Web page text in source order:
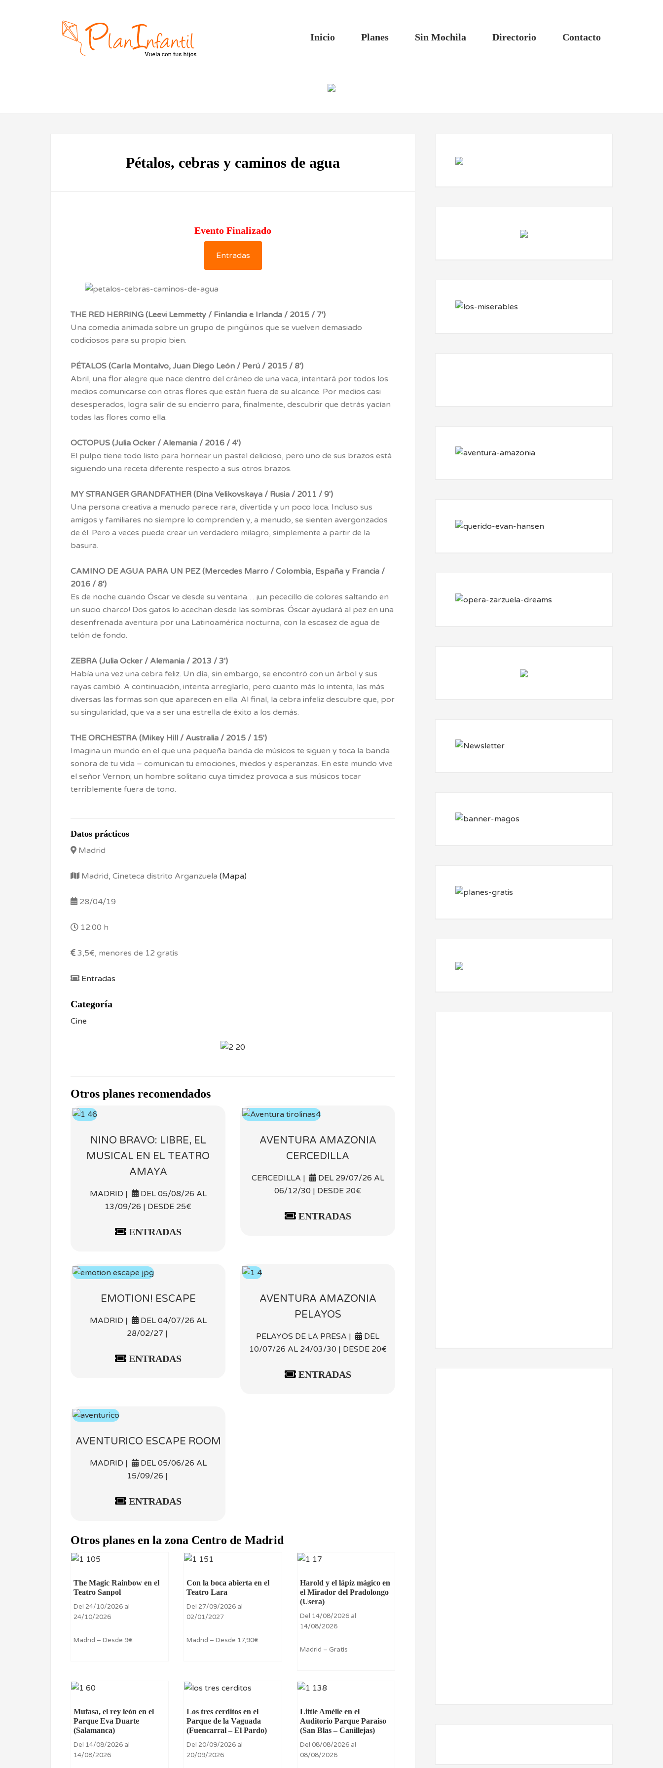
Inicio Planes Sin Mochila Directorio Contacto
Pétalos, cebras y caminos de agua
Evento Finalizado
Entradas
THE RED HERRING (Leevi Lemmetty / Finlandia e Irlanda / 2015 / 7′)
Una comedia animada sobre un grupo de pingüinos que se vuelven demasiado
codiciosos para su propio bien.
PÉTALOS (Carla Montalvo, Juan Diego León / Perú / 2015 / 8′)
Abril, una flor alegre que nace dentro del cráneo de una vaca, intentará por todos los
medios comunicarse con otras flores que están fuera de su alcance. Por medios casi
desesperados, logra salir de su encierro para, finalmente, descubrir que detrás yacían
todas las flores como ella.
OCTOPUS (Julia Ocker / Alemania / 2016 / 4′)
El pulpo tiene todo listo para hornear un pastel delicioso, pero uno de sus brazos está
siguiendo una receta diferente respecto a sus otros brazos.
MY STRANGER GRANDFATHER (Dina Velikovskaya / Rusia / 2011 / 9′)
Una persona creativa a menudo parece rara, divertida y un poco loca. Incluso sus
amigos y familiares no siempre lo comprenden y, a menudo, se sienten avergonzados
de él. Pero a veces puede crear un verdadero milagro, simplemente a partir de la
basura.
CAMINO DE AGUA PARA UN PEZ (Mercedes Marro / Colombia, España y Francia /
2016 / 8′)
Es de noche cuando Óscar ve desde su ventana… ¡un pececillo de colores saltando en
un sucio charco! Dos gatos lo acechan desde las sombras. Óscar ayudará al pez en una
desenfrenada aventura por una Latinoamérica nocturna, con la escasez de agua de
telón de fondo.
ZEBRA (Julia Ocker / Alemania / 2013 / 3′)
Había una vez una cebra feliz. Un día, sin embargo, se encontró con un árbol y sus
rayas cambió. A continuación, intenta arreglarlo, pero cuanto más lo intenta, las más
diversas las formas son que aparecen en ella. Al final, la cebra infeliz descubre que, por
su singularidad, que va a ser una estrella de éxito a los demás.
THE ORCHESTRA (Mikey Hill / Australia / 2015 / 15′)
Imagina un mundo en el que una pequeña banda de músicos te siguen y toca la banda
sonora de tu vida – comunican tu emociones, miedos y esperanzas. En este mundo vive
el señor Vernon; un hombre solitario cuya timidez provoca a sus músicos tocar
terriblemente fuera de tono.
Datos prácticos
Madrid
Madrid, Cineteca distrito Arganzuela (Mapa)
28/04/19
12:00 h
3,5€, menores de 12 gratis
Entradas
Categoría
Cine
Otros planes recomendados
NINO BRAVO: LIBRE, EL
MUSICAL EN EL TEATRO
AMAYA
MADRID |
DEL 05/08/26 AL
13/09/26 | DESDE 25€
ENTRADAS
AVENTURA AMAZONIA
CERCEDILLA
CERCEDILLA |
DEL 29/07/26 AL
06/12/30 | DESDE 20€
ENTRADAS
EMOTION! ESCAPE
MADRID |
DEL 04/07/26 AL
28/02/27 |
ENTRADAS
AVENTURA AMAZONIA
PELAYOS
PELAYOS DE LA PRESA |
DEL
10/07/26 AL 24/03/30 | DESDE 20€
ENTRADAS
AVENTURICO ESCAPE ROOM
MADRID |
DEL 05/06/26 AL
15/09/26 |
ENTRADAS
Otros planes en la zona Centro de Madrid
The Magic Rainbow en el
Teatro Sanpol
Del 24/10/2026 al
24/10/2026
Madrid – Desde 9€
Con la boca abierta en el
Teatro Lara
Del 27/09/2026 al
02/01/2027
Madrid – Desde 17,90€
Harold y el lápiz mágico en
el Mirador del Pradolongo
(Usera)
Del 14/08/2026 al
14/08/2026
Madrid – Gratis
Mufasa, el rey león en el
Parque Eva Duarte
(Salamanca)
Del 14/08/2026 al
14/08/2026
Los tres cerditos en el
Parque de la Vaguada
(Fuencarral – El Pardo)
Del 20/09/2026 al
20/09/2026
Little Amélie en el
Auditorio Parque Paraiso
(San Blas – Canillejas)
Del 08/08/2026 al
08/08/2026